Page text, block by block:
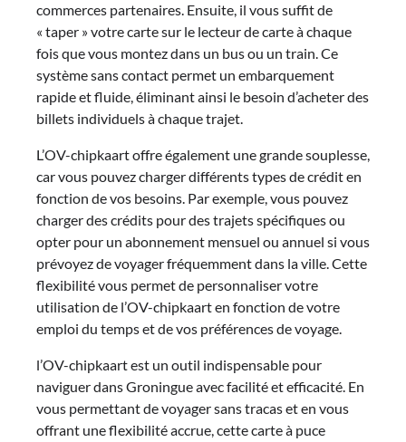
commerces partenaires. Ensuite, il vous suffit de
« taper » votre carte sur le lecteur de carte à chaque
fois que vous montez dans un bus ou un train. Ce
système sans contact permet un embarquement
rapide et fluide, éliminant ainsi le besoin d’acheter des
billets individuels à chaque trajet.
L’OV-chipkaart offre également une grande souplesse,
car vous pouvez charger différents types de crédit en
fonction de vos besoins. Par exemple, vous pouvez
charger des crédits pour des trajets spécifiques ou
opter pour un abonnement mensuel ou annuel si vous
prévoyez de voyager fréquemment dans la ville. Cette
flexibilité vous permet de personnaliser votre
utilisation de l’OV-chipkaart en fonction de votre
emploi du temps et de vos préférences de voyage.
l’OV-chipkaart est un outil indispensable pour
naviguer dans Groningue avec facilité et efficacité. En
vous permettant de voyager sans tracas et en vous
offrant une flexibilité accrue, cette carte à puce